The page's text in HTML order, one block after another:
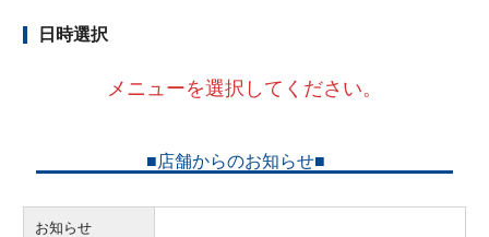
日時選択
メニューを選択してください。
■店舗からのお知らせ■
お知らせ